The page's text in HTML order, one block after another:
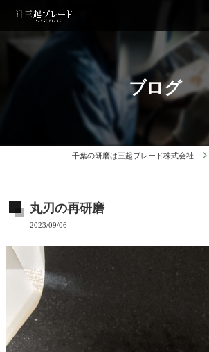
ブログ
千葉の研磨は三起ブレード株式会社
丸刃の再研磨
2023/09/06